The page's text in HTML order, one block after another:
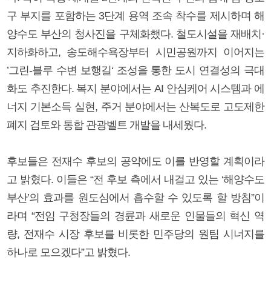
구 부지를 포함하는 3단계 용역 조속 착수를 제시하며 해
양수도 부산의 청사진을 구체화했다. 철도시설을 재배치·
지하화하고, 송도해수욕장부터 시민공원까지 이어지는
’그린-블루 수변 보행길‘ 조성을 통한 도시 연결성의 극대
화도 추진한다. 복지 분야에서는 AI 안심케어 시스템과 에
너지 기본소득 실현, 주거 분야에서는 산복도로 고도제한
폐지 검토와 통합 관광벨트 개발을 내세웠다.
후보들은 전재수 후보의 공약에도 이를 반영할 계획이라
고 밝혔다. 이들은 “전 후보 측에서 내걸고 있는 ‘해양수도
부산’의 효과를 원도심에서 흡수할 수 있도록 할 방침”이
라며 “전임 구청장들의 경륜과 새로운 인물들의 혁신 역
량, 전재수 시장 후보를 비롯한 민주당의 원팀 시너지를
하나로 모으겠다”고 밝혔다.